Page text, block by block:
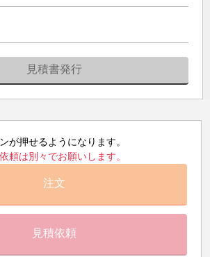
見積書発行
が押せるようになります。
頼は別々でお願いします。
注文
見積依頼